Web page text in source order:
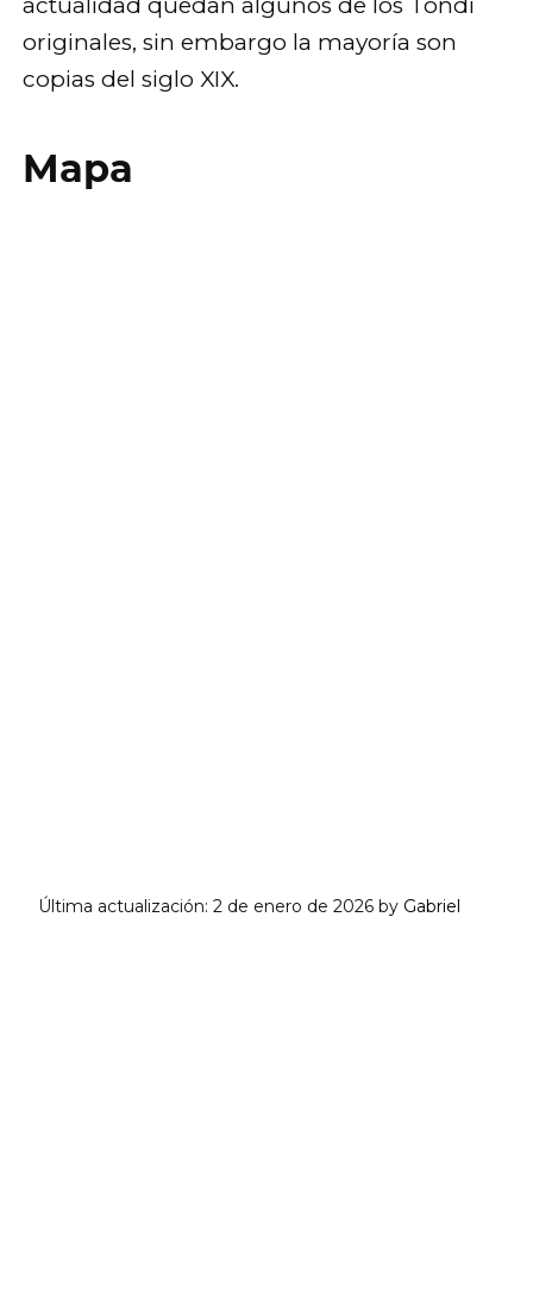
actualidad quedan algunos de los Tondi
originales, sin embargo la mayoría son
copias del siglo XIX.
Mapa
Última actualización: 2 de enero de 2026by Gabriel